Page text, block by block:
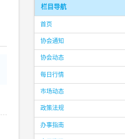
栏目导航
首页
协会通知
协会动态
每日行情
市场动态
政策法规
办事指南